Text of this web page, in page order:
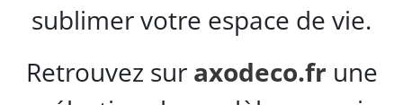
sublimer votre espace de vie.
Retrouvez sur axodeco.fr une